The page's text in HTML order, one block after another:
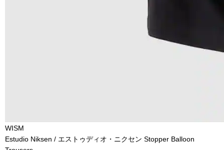
WISM
Estudio Niksen / エストゥディオ・ニクセン Stopper Balloon